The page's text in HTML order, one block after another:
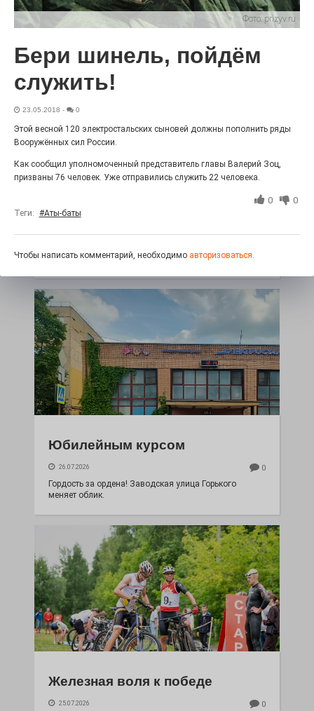
27.07.2026 0
Радость в квадрате! На этой неделе электростальцев
100 футов под килем!
«С ними дядька Черномор»
Юбилейным курсом
26.07.2026 0
Гордость за ордена! Заводская улица Горького
меняет облик.
Железная воля к победе
25.07.2026 0
Фото: prizyv.ru
Бери шинель, пойдём
служить!
23.05.2018 - 0
Этой весной 120 электростальских сыновей должны пополнить ряды
Вооружённых сил России.
Как сообщил уполномоченный представитель главы Валерий Зоц,
призваны 76 человек. Уже отправились служить 22 человека.
0 0
Теги: #Аты-баты
Чтобы написать комментарий, необходимо авторизоваться.